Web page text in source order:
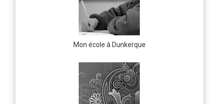
Mon école à Dunkerque